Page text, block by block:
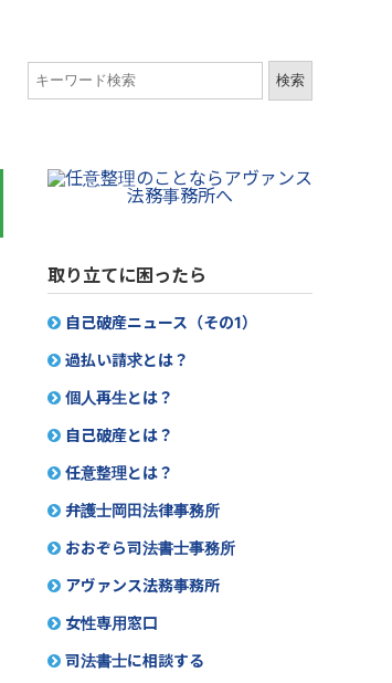
取り立てに困ったら
自己破産ニュース（その1）
過払い請求とは？
個人再生とは？
自己破産とは？
任意整理とは？
弁護士岡田法律事務所
おおぞら司法書士事務所
アヴァンス法務事務所
女性専用窓口
司法書士に相談する